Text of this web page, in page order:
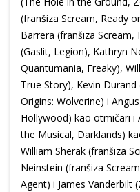
(franšiza Scream, Ready
Barrera (franšiza Scream,
(Gaslit, Legion), Kathryn
Quantumania, Freaky),
True Story), Kevin Durand
Origins: Wolverine) i
Hollywood) kao otmičari i
the Musical, Darklands)
William Sherak (franšiza
Neinstein (franšiza
Agent) i James Vanderbilt